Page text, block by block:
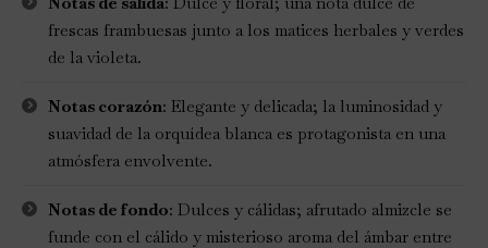
frescas frambuesas junto a los matices herbales y verdes
de la violeta.
Notas corazón: Elegante y delicada; la luminosidad y
suavidad de la orquídea blanca es protagonista en una
atmósfera envolvente.
Notas de fondo: Dulces y cálidas; afrutado almizcle se
funde con el cálido y misterioso aroma del ámbar entre